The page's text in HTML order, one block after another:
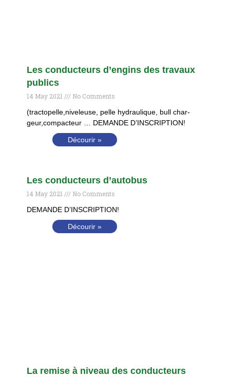
Les conducteurs d’engins des travaux
publics
14 May 2021
No Comments
(tractopelle,niveleuse, pelle hydraulique, bull char-
geur,compacteur … DEMANDE D’INSCRIPTION!
Décourir »
Les conducteurs d’autobus
14 May 2021
No Comments
DEMANDE D’INSCRIPTION!
Décourir »
La remise à niveau des conducteurs